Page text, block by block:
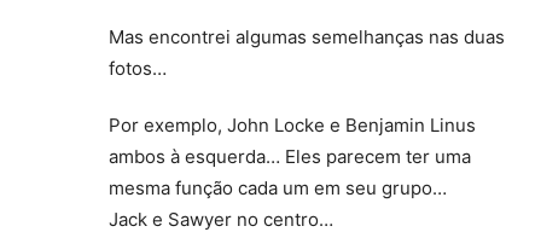
Mas encontrei algumas semelhanças nas duas
fotos…
Por exemplo, John Locke e Benjamin Linus
ambos à esquerda… Eles parecem ter uma
mesma função cada um em seu grupo…
Jack e Sawyer no centro…